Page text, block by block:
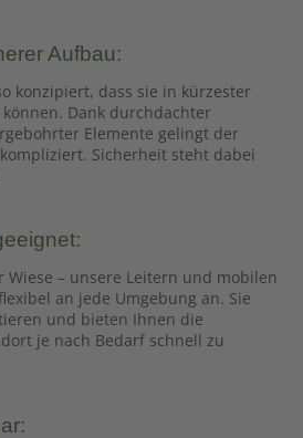
Aufbau:
konzipiert, dass sie in kürzester
Dank durchdachter
Elemente gelingt der
Sicherheit steht dabei
Wiese – unsere Leitern und mobilen
an jede Umgebung an. Sie
und bieten Ihnen die
je nach Bedarf schnell zu